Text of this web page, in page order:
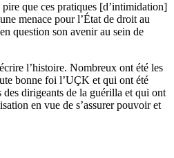
que ces pratiques [d’intimidation]
menace pour l’État de droit au
question son avenir au sein de
l’histoire. Nombreux ont été les
bonne foi l’UÇK et qui ont été
des dirigeants de la guérilla et qui ont
en vue de s’assurer pouvoir et